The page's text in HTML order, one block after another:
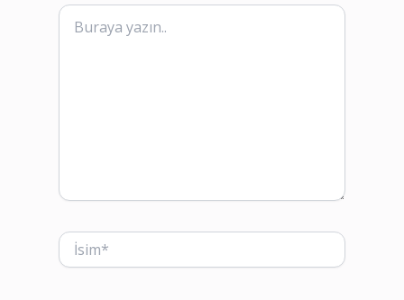
Buraya
yazın..
İsim*